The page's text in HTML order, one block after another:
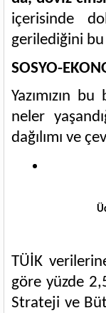
içerisinde
gerilediğini
SOSYO-
Yazımızın
neler
dağılımı ve
TÜİK
göre yüzde
Strateji ve